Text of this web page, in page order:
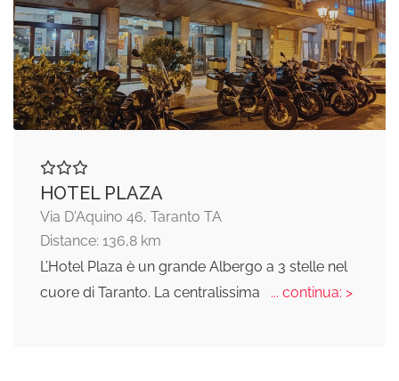
HOTEL PLAZA
Via D'Aquino 46, Taranto TA
Distance: 136,8 km
L’Hotel Plaza è un grande Albergo a 3 stelle nel
cuore di Taranto. La centralissima
... continua: >